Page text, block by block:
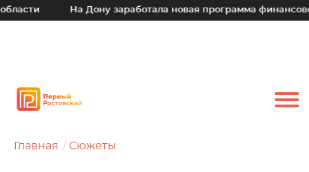
На Дону заработала новая программа финансовой
Главная Сюжеты